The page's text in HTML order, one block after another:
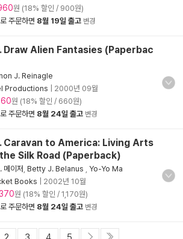
원 (18% 할인 / 900원)
로 주문하면 8월 19일 출고 변경
Draw Alien Fantasies (Paperbac
J. Reinagle
Productions
2000년 09월
원 (18% 할인 / 660원)
로 주문하면 8월 24일 출고 변경
Caravan to America: Living Arts
Silk Road (Paperback)
메이저 Betty J. Belanus
Yo-Yo Ma
Books
2002년 10월
원 (18% 할인 / 1,170원)
로 주문하면 8월 24일 출고 변경